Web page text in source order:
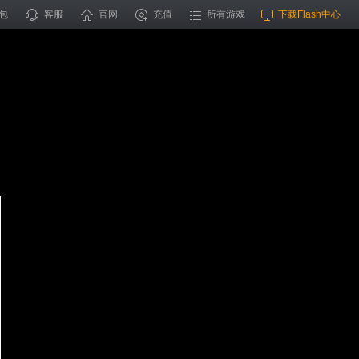
下载Flash中心
所有游戏
充值
官网
客服